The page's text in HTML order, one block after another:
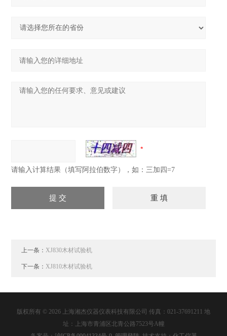
请输入计算结果（填写阿拉伯数字），如：三加四=7
上一条：XJ830木材试验机
下一条：XJ810木材试验机
版权所有 © 2026 上海湘杰仪器仪表科技有限公司 传真：021-37691211 地
址：上海市青浦区北青公路7523号A幢